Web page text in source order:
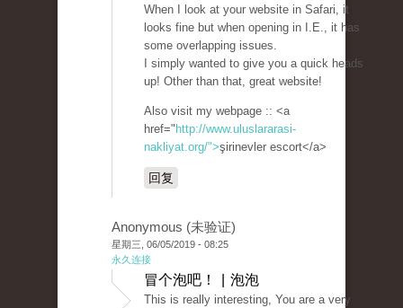
When I look at your website in Safari, it
looks fine but when opening in I.E., it has
some overlapping issues.
I simply wanted to give you a quick heads
up! Other than that, great website!
Also visit my webpage :: <a
href=" http://www.uluslararasi-
nakliyat.org/">şirinevler escort</a>
回复
Anonymous (未验证)
星期三, 06/05/2019 - 08:25
永久连接
冒个泡吧！ | 泡泡
This is really interesting, You are a very